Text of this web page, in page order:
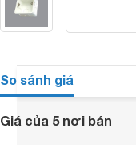
So sánh giá
Giá của 5 nơi bán